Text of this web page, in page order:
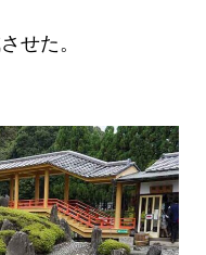
せた。